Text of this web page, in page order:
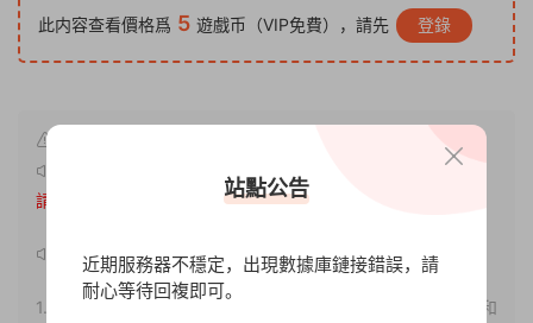
此内容查看價格爲 5 遊戲币（VIP免費），請先 登錄
，轉載
請注明出處。
聲明：
1.本站部分内容轉載自其它媒體，但并不代表本站贊同其觀點和
站點公告
近期服務器不穩定，出現數據庫鏈接錯誤，請
耐心等待回複即可。